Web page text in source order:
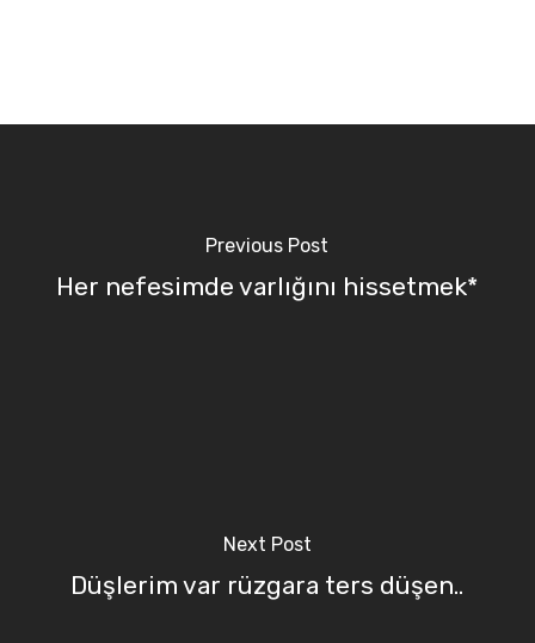
Previous Post
Her nefesimde varlığını hissetmek*
Next Post
Düşlerim var rüzgara ters düşen..